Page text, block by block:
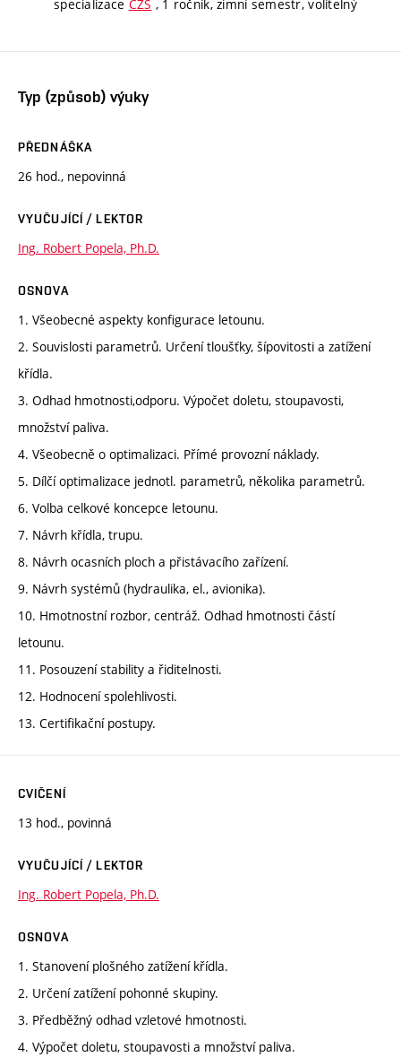
specializace CZS , 1 ročník, zimní semestr, volitelný
Typ (způsob) výuky
PŘEDNÁŠKA
26 hod., nepovinná
VYUČUJÍCÍ / LEKTOR
Ing. Robert Popela, Ph.D.
OSNOVA
1. Všeobecné aspekty konfigurace letounu.
2. Souvislosti parametrů. Určení tloušťky, šípovitosti a zatížení
křídla.
3. Odhad hmotnosti,odporu. Výpočet doletu, stoupavosti,
množství paliva.
4. Všeobecně o optimalizaci. Přímé provozní náklady.
5. Dílčí optimalizace jednotl. parametrů, několika parametrů.
6. Volba celkové koncepce letounu.
7. Návrh křídla, trupu.
8. Návrh ocasních ploch a přistávacího zařízení.
9. Návrh systémů (hydraulika, el., avionika).
10. Hmotnostní rozbor, centráž. Odhad hmotnosti částí
letounu.
11. Posouzení stability a řiditelnosti.
12. Hodnocení spolehlivosti.
13. Certifikační postupy.
CVIČENÍ
13 hod., povinná
VYUČUJÍCÍ / LEKTOR
Ing. Robert Popela, Ph.D.
OSNOVA
1. Stanovení plošného zatížení křídla.
2. Určení zatížení pohonné skupiny.
3. Předběžný odhad vzletové hmotnosti.
4. Výpočet doletu, stoupavosti a množství paliva.